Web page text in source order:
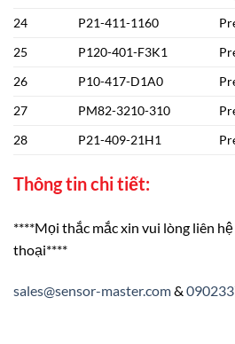
24
P21-411-1160
25
P120-401-F3K1
26
P10-417-D1A0
27
PM82-3210-310
28
P21-409-21H1
Thông tin chi tiết:
****Mọi thắc mắc xin vui lòng liên
thoại****
sales@sensor-master.com&